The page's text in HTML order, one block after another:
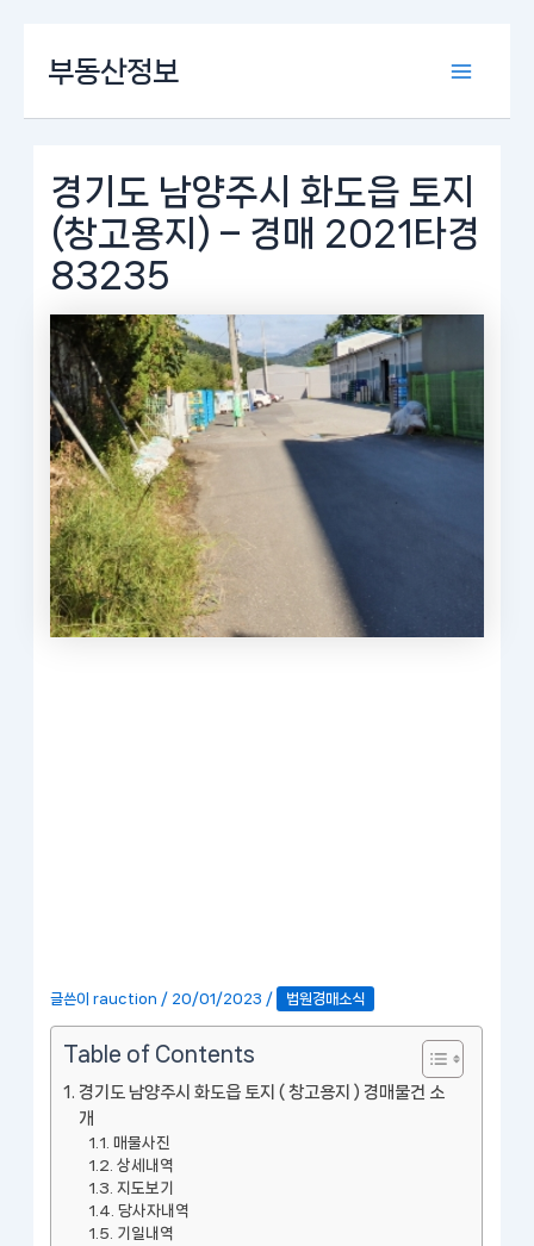
로
부동산정보
경기도 남양주시 화도읍 토지
(창고용지) – 경매 2021타경
83235
글쓴이rauction / 20/01/2023 / 법원경매소식
Table of Contents
경기도 남양주시 화도읍 토지 ( 창고용지 ) 경매물건 소
개
매물사진
상세내역
지도보기
당사자내역
기일내역